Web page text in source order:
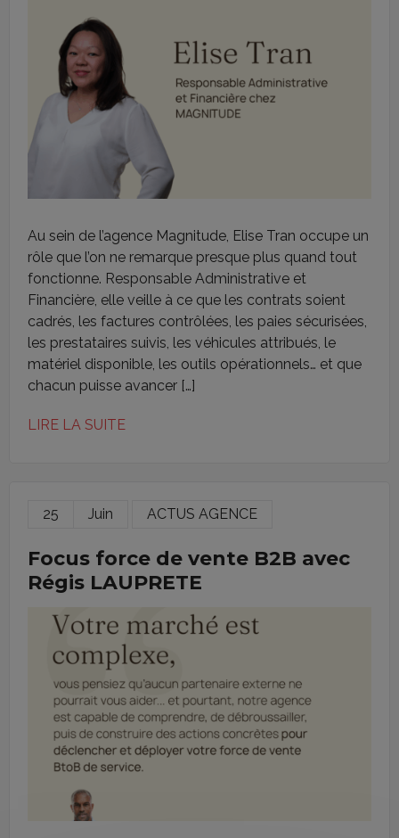
Au sein de l’agence Magnitude, Elise Tran occupe un
rôle que l’on ne remarque presque plus quand tout
fonctionne. Responsable Administrative et
Financière, elle veille à ce que les contrats soient
cadrés, les factures contrôlées, les paies sécurisées,
les prestataires suivis, les véhicules attribués, le
matériel disponible, les outils opérationnels… et que
chacun puisse avancer […]
LIRE LA SUITE
25 Juin ACTUS AGENCE
Focus force de vente B2B avec
Régis LAUPRETE